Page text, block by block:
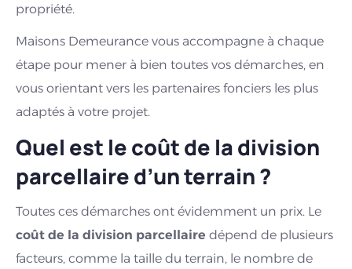
propriété.
Maisons Demeurance vous accompagne à chaque
étape pour mener à bien toutes vos démarches, en
vous orientant vers les partenaires fonciers les plus
adaptés à votre projet.
Quel est le coût de la division
parcellaire d’un terrain ?
Toutes ces démarches ont évidemment un prix. Le
coût de la division parcellaire dépend de plusieurs
facteurs, comme la taille du terrain, le nombre de